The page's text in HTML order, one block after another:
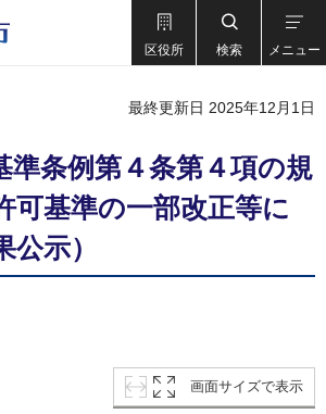
区役所 検索 メニュー
最終更新日 2025年12月1日
準条例第４条第４項の規
可基準の一部改正等に
示）
画面サイズで表示